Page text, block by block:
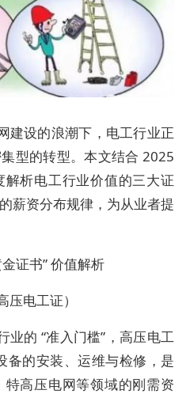
建设的浪潮下，电工行业正
型的转型。本文结合 2025
析电工行业价值的三大证
薪资分布规律，为从业者提
证书” 价值解析
电工证）
业的 “准入门槛”，高压电工
备的安装、运维与检修，是
高压电网等领域的刚需资